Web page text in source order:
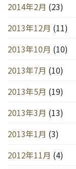
2014年2月 (23)
2013年12月 (11)
2013年10月 (10)
2013年7月 (10)
2013年5月 (19)
2013年3月 (13)
2013年1月 (3)
2012年11月 (4)